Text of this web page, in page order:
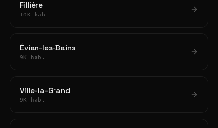
Fillière
10K hab.
Évian-les-Bains
9K hab.
Ville-la-Grand
9K hab.